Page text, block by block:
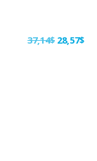
37,14$ Harga
28,57$